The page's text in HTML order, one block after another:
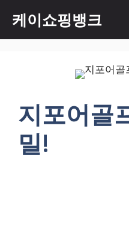
content
케이쇼핑뱅크
지포어골
밀!